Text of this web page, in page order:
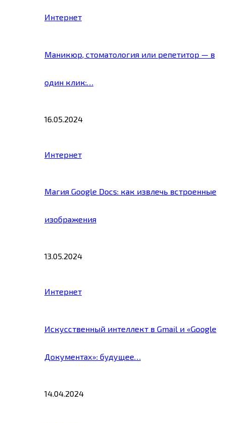
Интернет
Маникюр, стоматология или репетитор — в
один клик:…
16.05.2024
Интернет
Магия Google Docs: как извлечь встроенные
изображения
13.05.2024
Интернет
Искусственный интеллект в Gmail и «Google
Документах»: будущее…
14.04.2024